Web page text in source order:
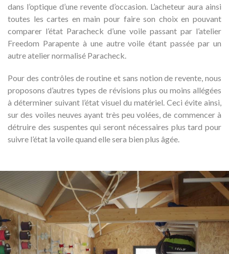
dans l’optique d’une revente d’occasion. L’acheteur aura ainsi
toutes les cartes en main pour faire son choix en pouvant
comparer l’état Paracheck d’une voile passant par l’atelier
Freedom Parapente à une autre voile étant passée par un
autre atelier normalisé Paracheck.
Pour des contrôles de routine et sans notion de revente, nous
proposons d’autres types de révisions plus ou moins allégées
à déterminer suivant l’état visuel du matériel. Ceci évite ainsi,
sur des voiles neuves ayant très peu volées, de commencer à
détruire des suspentes qui seront nécessaires plus tard pour
suivre l’état la voile quand elle sera bien plus âgée.